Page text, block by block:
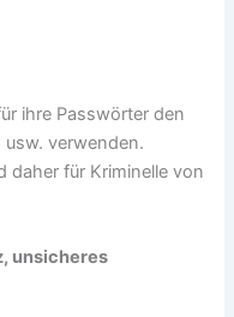
ihre Passwörter den
usw. verwenden.
daher für Kriminelle von
unsicheres